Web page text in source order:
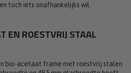
toch iets onafhankelijks wil.
EN ROESTVRIJ STAAL
bio-acetaat frame met roestvrij stalen